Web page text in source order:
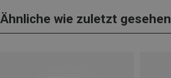
Ähnliche wie zuletzt gesehen